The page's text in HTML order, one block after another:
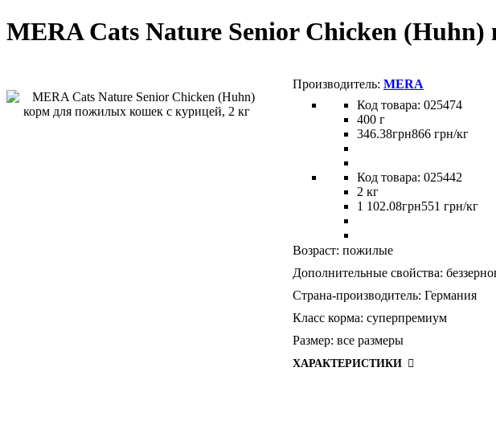
MERA Cats Nature Senior Chicken
MERA
025474
400 г
346.38грн866 грн/кг
025442
2 кг
1 102.08грн551 грн/кг
Возраст: пожилые
Дополнительные свойства:
Страна-производитель: Германия
Класс корма: суперпремиум
Размер: все размеры
ХАРАКТЕРИСТИКИ